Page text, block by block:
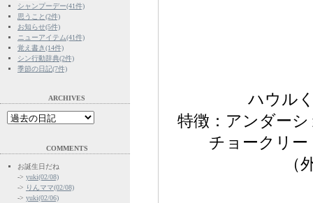
ハウル
特徴：アンダー
チョークリ
（
シャンプーデー(41件)
思うこと(2件)
お知らせ(5件)
ニューアイテム(41件)
覚え書き(14件)
シン行動辞典(2件)
季節の日記(7件)
ARCHIVES
COMMENTS
お誕生日だね
-> yuki(02/08)
-> りんママ(02/08)
-> yuki(02/06)